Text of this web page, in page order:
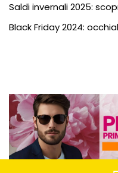
Saldi invernali 2025:
Black Friday 2024: